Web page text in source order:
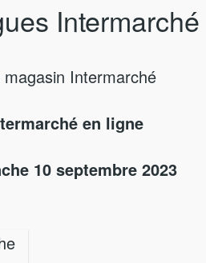
Intermarché
Intermarché
en ligne
10 septembre 2023